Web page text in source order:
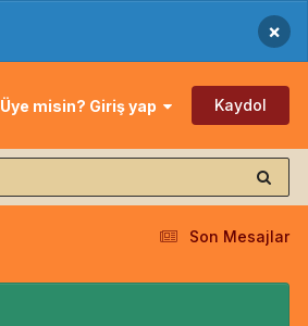
×
Üye misin? Giriş yap Kaydol
Son Mesajlar